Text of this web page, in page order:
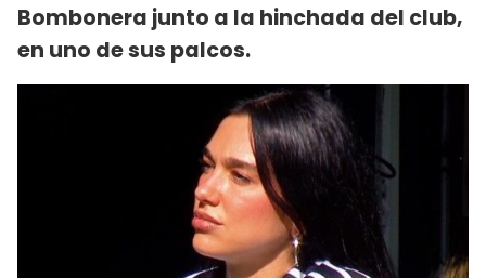
Bombonera junto a la hinchada del club,
en uno de sus palcos.